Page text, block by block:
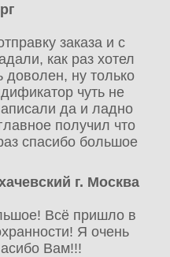
заказа и с
как раз хотел
доволен, ну только
чуть не
да и ладно
получил что
спасибо большое
г. Москва
Всё пришло в
Я очень
Вам!!!